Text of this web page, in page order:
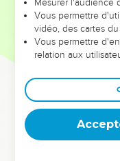
A présent, nous
à la servitude dans le
pour qu’ils jouissent
que tu nous as
à leur gré de notre
plongés dans une
La Bible Du Semeur Copyright
Mesurer l'audience
Vous permettre
vidéo, des cartes
Vous permettre
relation aux